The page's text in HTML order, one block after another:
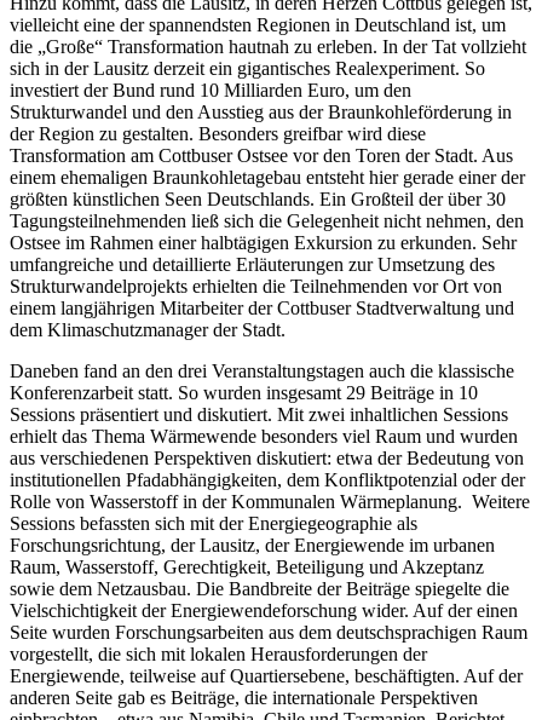
vielleicht eine der spannendsten Regionen in Deutschland ist, um
die „Große“ Transformation hautnah zu erleben. In der Tat vollzieht
sich in der Lausitz derzeit ein gigantisches Realexperiment. So
investiert der Bund rund 10 Milliarden Euro, um den
Strukturwandel und den Ausstieg aus der Braunkohleförderung in
der Region zu gestalten. Besonders greifbar wird diese
Transformation am Cottbuser Ostsee vor den Toren der Stadt. Aus
einem ehemaligen Braunkohletagebau entsteht hier gerade einer der
größten künstlichen Seen Deutschlands. Ein Großteil der über 30
Tagungsteilnehmenden ließ sich die Gelegenheit nicht nehmen, den
Ostsee im Rahmen einer halbtägigen Exkursion zu erkunden. Sehr
umfangreiche und detaillierte Erläuterungen zur Umsetzung des
Strukturwandelprojekts erhielten die Teilnehmenden vor Ort von
einem langjährigen Mitarbeiter der Cottbuser Stadtverwaltung und
dem Klimaschutzmanager der Stadt.
Daneben fand an den drei Veranstaltungstagen auch die klassische
Konferenzarbeit statt. So wurden insgesamt 29 Beiträge in 10
Sessions präsentiert und diskutiert. Mit zwei inhaltlichen Sessions
erhielt das Thema Wärmewende besonders viel Raum und wurden
aus verschiedenen Perspektiven diskutiert: etwa der Bedeutung von
institutionellen Pfadabhängigkeiten, dem Konfliktpotenzial oder der
Rolle von Wasserstoff in der Kommunalen Wärmeplanung. Weitere
Sessions befassten sich mit der Energiegeographie als
Forschungsrichtung, der Lausitz, der Energiewende im urbanen
Raum, Wasserstoff, Gerechtigkeit, Beteiligung und Akzeptanz
sowie dem Netzausbau. Die Bandbreite der Beiträge spiegelte die
Vielschichtigkeit der Energiewendeforschung wider. Auf der einen
Seite wurden Forschungsarbeiten aus dem deutschsprachigen Raum
vorgestellt, die sich mit lokalen Herausforderungen der
Energiewende, teilweise auf Quartiersebene, beschäftigten. Auf der
anderen Seite gab es Beiträge, die internationale Perspektiven